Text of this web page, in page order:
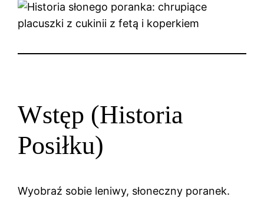
Wstęp (Historia
Posiłku)
Wyobraź sobie leniwy, słoneczny poranek.